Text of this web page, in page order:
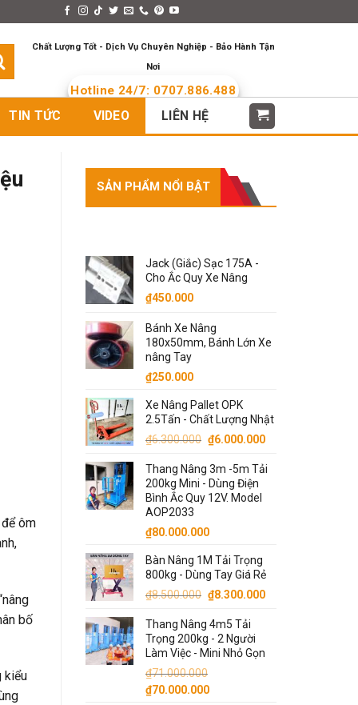
Chất Lượng Tốt - Dịch Vụ Chuyên Nghiệp - Bảo Hành Tận
Nơi
Hotline 24/7: 0707.886.488
TIN TỨC VIDEO LIÊN HỆ
để ôm
bố
kiểu
SẢN PHẨM NỔI BẬT
Jack (Giắc) Sạc 175A -
Cho Ắc Quy Xe Nâng
₫450.000
Bánh Xe Nâng
180x50mm, Bánh Lớn Xe
nâng Tay
₫250.000
Xe Nâng Pallet OPK
2.5Tấn - Chất Lượng Nhật
₫6.300.000 Giá
là:
₫6.300.000.
₫6.000.000Giá
tại
Thang Nâng 3m -5m Tải
200kg Mini - Dùng Điện
Bình Ắc Quy 12V. Model
AOP2033
₫80.000.000
Bàn Nâng 1M Tải Trọng
800kg - Dùng Tay Giá Rẻ
₫8.500.000 Giá
là:
₫8.500.000.
₫8.300.000Giá
Thang Nâng 4m5 Tải
Trọng 200kg - 2 Người
Làm Việc - Mini Nhỏ Gọn
₫71.000.000
Giá
₫70.000.000Giá